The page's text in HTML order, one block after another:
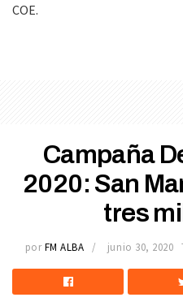
COE.
Campaña
2020: San
tres
por FM ALBA junio 30, 2020